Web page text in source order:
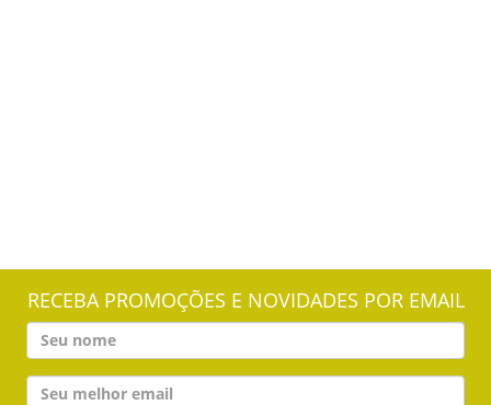
RECEBA PROMOÇÕES E NOVIDADES POR EMAIL